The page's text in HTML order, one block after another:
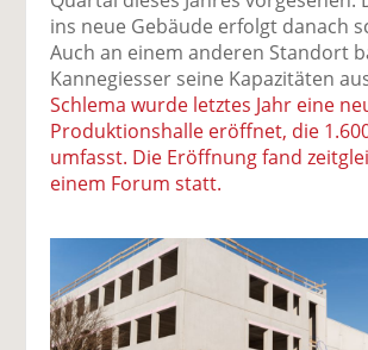
ins neue Gebäude erfolgt danach
Auch an einem anderen Standort
Kannegiesser seine Kapazitäten
Schlema wurde letztes Jahr eine
Produktionshalle eröffnet, die
umfasst. Die Eröffnung fand
einem Forum statt.